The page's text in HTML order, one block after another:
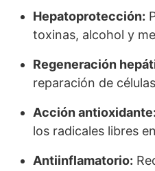
Hepatoprotección:
toxinas, alcohol y
Regeneración
reparación de
Acción antioxidante:
los radicales libres
Antiinflamatorio: